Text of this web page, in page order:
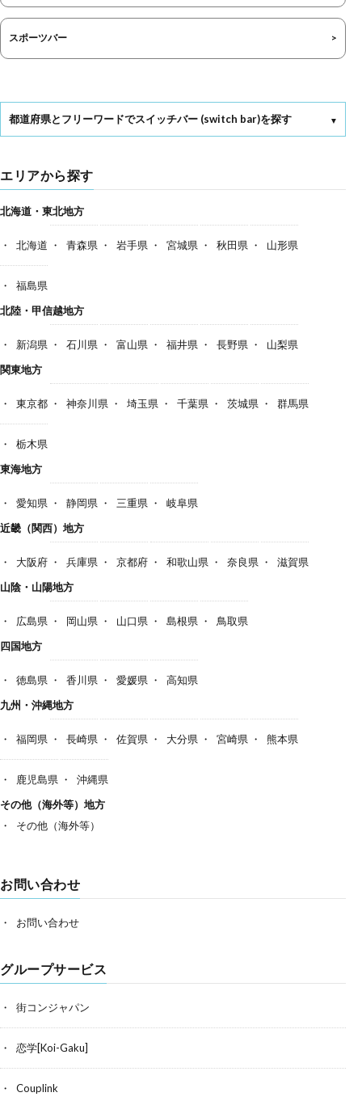
スポーツバー
都道府県とフリーワードでスイッチバー (switch bar)を探す
エリアから探す
北海道・東北地方
北海道 青森県 岩手県 宮城県 秋田県 山形県
福島県
北陸・甲信越地方
新潟県 石川県 富山県 福井県 長野県
山梨県
関東地方
東京都 神奈川県 埼玉県 千葉県 茨城県 群馬県
栃木県
東海地方
愛知県 静岡県 三重県
岐阜県
近畿（関西）地方
大阪府 兵庫県 京都府 和歌山県 奈良県
滋賀県
山陰・山陽地方
広島県 岡山県 山口県 島根県
鳥取県
四国地方
徳島県 香川県 愛媛県
高知県
九州・沖縄地方
福岡県 長崎県 佐賀県 大分県 宮崎県 熊本県
鹿児島県
沖縄県
その他（海外等）地方
その他（海外等）
お問い合わせ
お問い合わせ
グループサービス
街コンジャパン
恋学[Koi-Gaku]
Couplink